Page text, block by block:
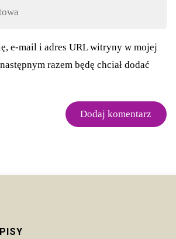
e-mail i adres URL witryny w mojej
razem będę chciał dodać